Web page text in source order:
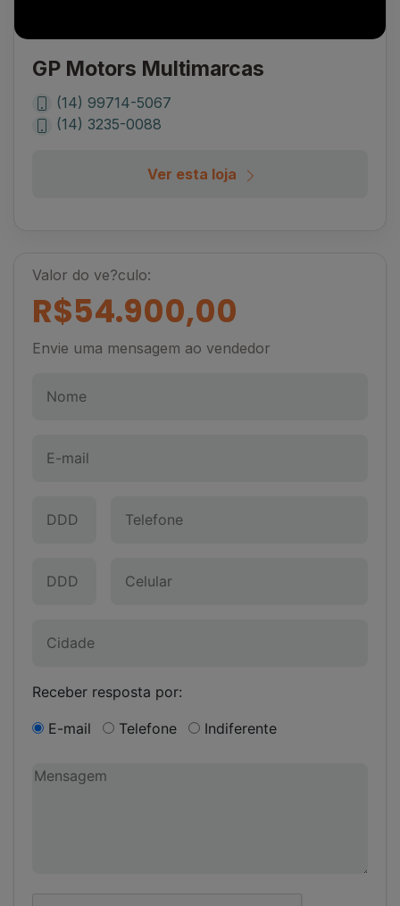
GP Motors Multimarcas
(14) 99714-5067
(14) 3235-0088
Ver esta loja
Valor do ve?culo:
R$54.900,00
Envie uma mensagem ao vendedor
Receber resposta por:
E-mail Telefone Indiferente